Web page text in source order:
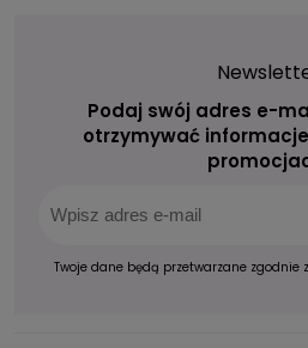
Podaj swój adres e-
otrzymywać
Twoje dane będą przetwarzane zgodnie